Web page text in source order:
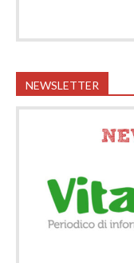
NEWSLETTER